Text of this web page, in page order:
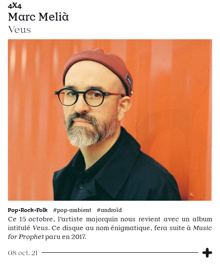
4X4
Marc Melià
Veus
Pop•Rock•Folk #pop·ambient #androïd
Ce 15 octobre, l'artiste majorquin nous revient avec un album
intitulé Veus.Ce disque au nom énigmatique, fera suite à Music
for Prophetparu en 2017.
08 oct. 21